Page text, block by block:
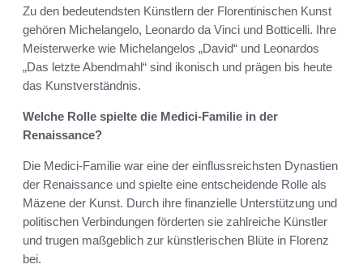
Zu den bedeutendsten Künstlern der Florentinischen Kunst
gehören Michelangelo, Leonardo da Vinci und Botticelli. Ihre
Meisterwerke wie Michelangelos „David“ und Leonardos
„Das letzte Abendmahl“ sind ikonisch und prägen bis heute
das Kunstverständnis.
Welche Rolle spielte die Medici-Familie in der
Renaissance?
Die Medici-Familie war eine der einflussreichsten Dynastien
der Renaissance und spielte eine entscheidende Rolle als
Mäzene der Kunst. Durch ihre finanzielle Unterstützung und
politischen Verbindungen förderten sie zahlreiche Künstler
und trugen maßgeblich zur künstlerischen Blüte in Florenz
bei.